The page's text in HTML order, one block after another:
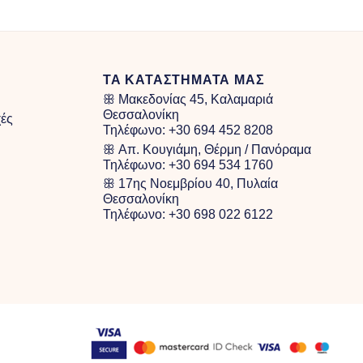
ΤΑ ΚΑΤΑΣΤΗΜΑΤΑ ΜΑΣ
ꕥ Μακεδονίας 45, Καλαμαριά
Θεσσαλονίκη
Τηλέφωνο: +30 694 452 8208
ꕥ Απ. Κουγιάμη, Θέρμη / Πανόραμα
Τηλέφωνο: +30 694 534 1760
ꕥ 17ης Νοεμβρίου 40, Πυλαία
Θεσσαλονίκη
Τηλέφωνο: +30 698 022 6122